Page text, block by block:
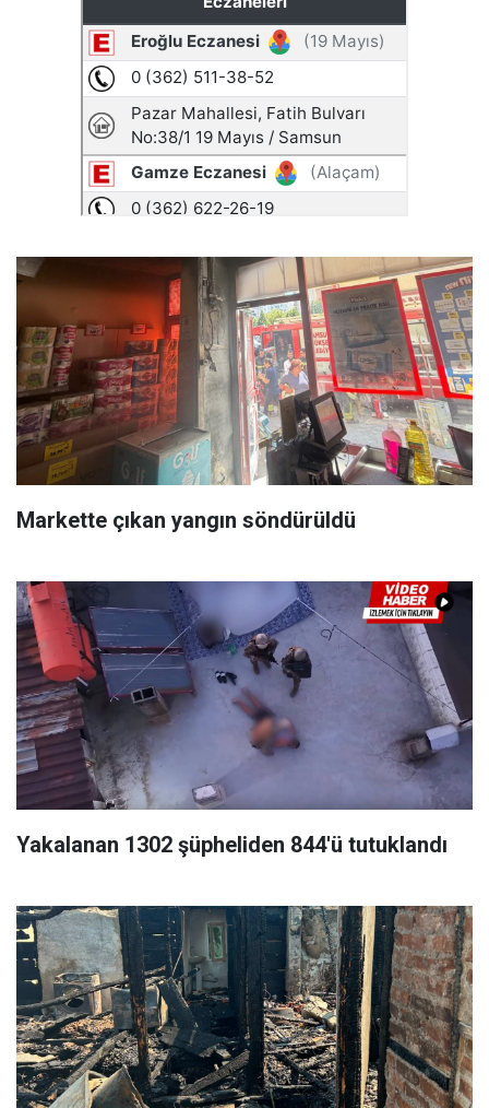
Markette çıkan yangın söndürüldü
Yakalanan 1302 şüpheliden 844'ü tutuklandı